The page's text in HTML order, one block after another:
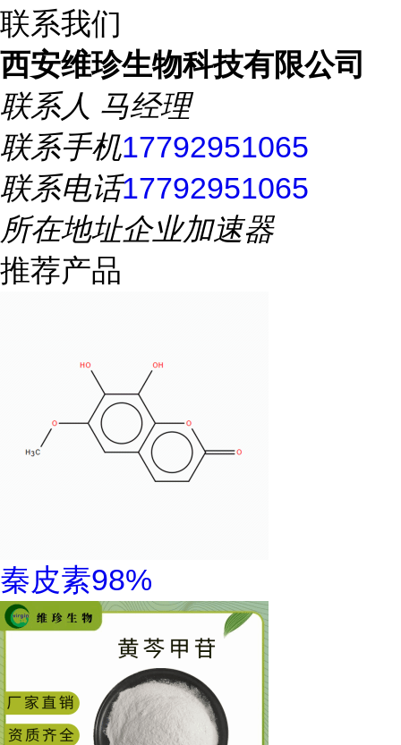
联系我们
西安维珍生物科技有限公司
联系人 马经理
联系手机17792951065
联系电话17792951065
所在地址企业加速器
推荐产品
秦皮素98%